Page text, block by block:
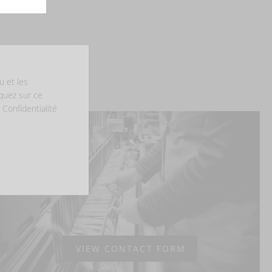
VIEW CONTACT FORM
et les
sur ce